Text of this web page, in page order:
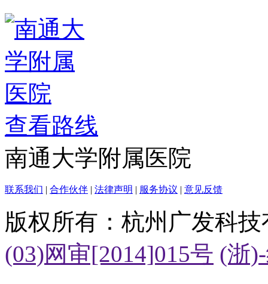
查看路线
南通大学附属医院
联系我们 | 合作伙伴 | 法律声明 | 服务协议 | 意见反馈
版权所有：杭州广发科
(03)网审[2014]015号 (浙